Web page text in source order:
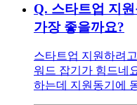
Q. 스타트업 지
가장 좋을까요?
스타트업 지원하려
워드 잡기가 힘드네
하는데 지원동기에